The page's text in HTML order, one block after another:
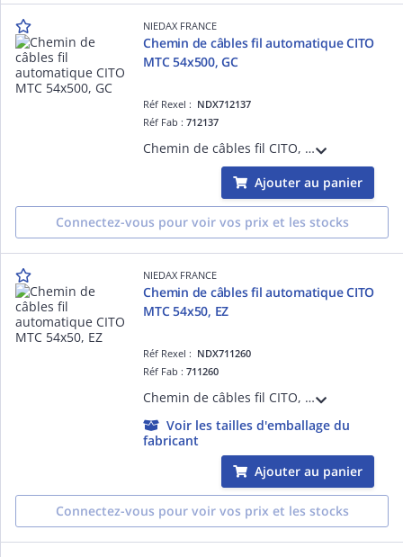
NIEDAX FRANCE
Chemin de câbles fil automatique CITO
MTC 54x500, GC
Réf Rexel : NDX712137
Réf Fab :712137
Chemin de câbles fil CITO, hauteur 54, largeur 500, finition GC, entièrement automatique, sans éclisses, ni boulons. S'assemble en un simple clic pour une résistance équivalente à un éclissage traditionnel, se monte en 5 secondes !
Ajouter au panier
Connectez-vous pour voir vos prix et les stocks
NIEDAX FRANCE
Chemin de câbles fil automatique CITO
MTC 54x50, EZ
Réf Rexel : NDX711260
Réf Fab :711260
Chemin de câbles fil CITO, hauteur 54, largeur 50, finition EZ, entièrement automatique, sans éclisses, ni boulons. S'assemble en un simple clic pour une résistance équivalente à un éclissage traditionnel, se monte en 5 secondes !
Voir les tailles d'emballage du
fabricant
Ajouter au panier
Connectez-vous pour voir vos prix et les stocks